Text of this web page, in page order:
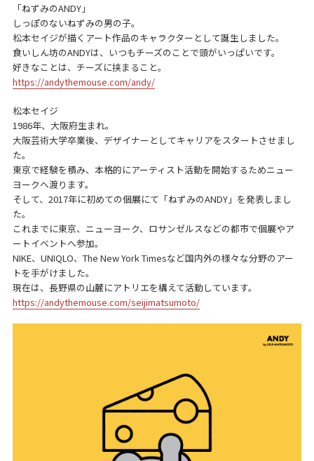
「ねずみのANDY」
しっぽのないねずみの男の子。
松本セイジが描くアート作品のキャラクターとして誕生しました。
食いしん坊のANDYは、いつもチーズのことで頭がいっぱいです。
好きなことは、チーズに挟まること。
https://andythemouse.com/andy/
松本セイジ
1986年、大阪府生まれ。
大阪芸術大学卒業後、デザイナーとしてキャリアをスタートさせまし
た。
東京で経験を積み、本格的にアーティスト活動を開始するためニュー
ヨークへ渡ります。
そして、2017年に初めての個展にて「ねずみのANDY」を発表しまし
た。
これまでに東京、ニューヨーク、ロサンゼルスなどの都市で個展やア
ートイベントへ参加。
NIKE、UNIQLO、The New York Timesなど国内外の様々な分野のアー
トを手がけました。
現在は、長野県の山麓にアトリエを構えて活動しています。
https://andythemouse.com/seijimatsumoto/